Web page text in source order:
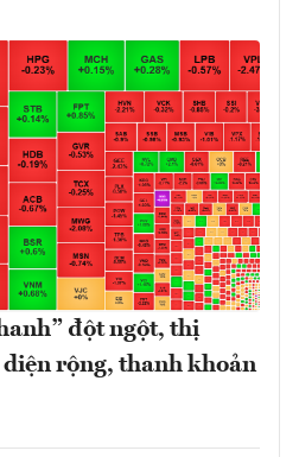
đột ngột, thị
rộng, thanh khoản